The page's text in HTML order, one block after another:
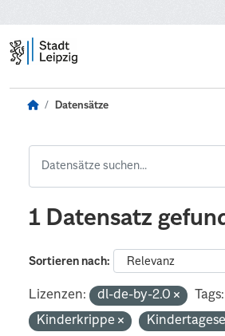
Datensätze
1 Datensatz
Sortieren nach
Lizenzen: dl-de-by-2.0
Tags:
Kinderkrippe